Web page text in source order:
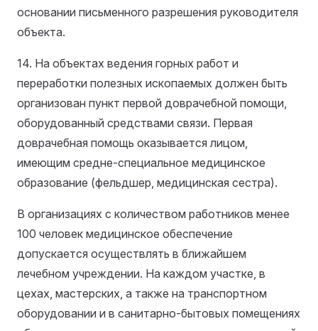
основании письменного разрешения руководителя
объекта.
14. На объектах ведения горных работ и
переработки полезных ископаемых должен быть
организован пункт первой доврачебной помощи,
оборудованный средствами связи. Первая
доврачебная помощь оказывается лицом,
имеющим средне-специальное медицинское
образование (фельдшер, медицинская сестра).
В организациях с количеством работников менее
100 человек медицинское обеспечение
допускается осуществлять в ближайшем
лечебном учреждении. На каждом участке, в
цехах, мастерских, а также на транспортном
оборудовании и в санитарно-бытовых помещениях